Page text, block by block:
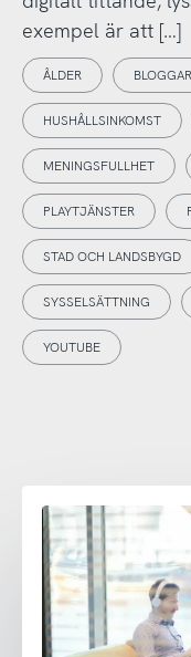
exempel är att […]
ÅLDER BLOGGAR
HUSHÅLLSINKOMST
MENINGSFULLHET
PLAYTJÄNSTER
STAD OCH LANDSBYGD
SYSSELSÄTTNING
YOUTUBE